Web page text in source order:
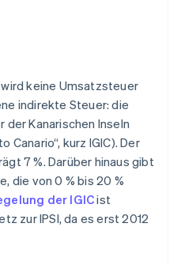
keine Umsatzsteuer
indirekte Steuer: die
Kanarischen Inseln
Canario“, kurz IGIC). Der
7 %. Darüber hinaus gibt
die von 0 % bis 20 %
der IGICist
zur IPSI, da es erst 2012